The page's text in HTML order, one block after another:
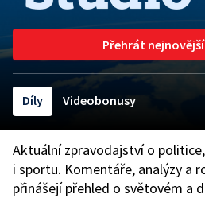
Přehrát
Díly Videobonusy
Aktuální zpravodajství o
i sportu. Komentáře, analýzy a
přinášejí přehled o světovém a